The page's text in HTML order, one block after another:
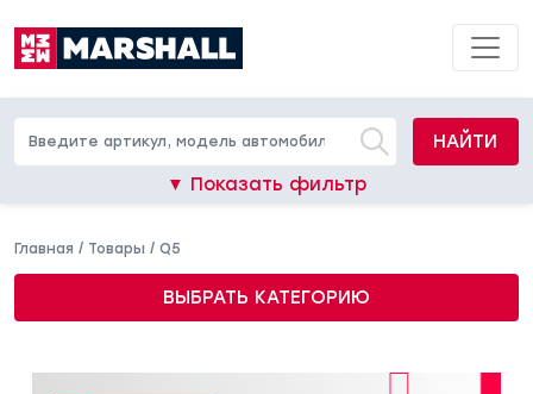
НАЙТИ
▼ Показать фильтр
Главная / Товары / Q5
ВЫБРАТЬ КАТЕГОРИЮ